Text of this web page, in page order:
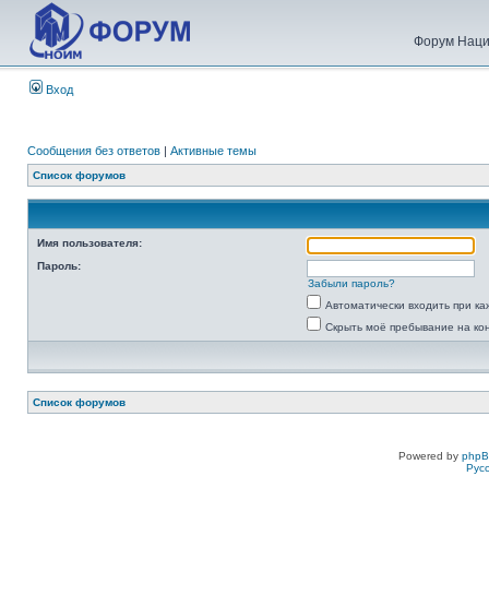
Форум
Вход
Сообщения без ответов | Активные темы
Список форумов
Имя пользователя:
Пароль:
Забыли пароль?
Автоматически входить при
Скрыть моё пребывание на
Список форумов
Powered by